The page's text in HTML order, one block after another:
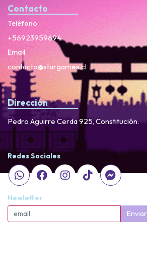
Contacto
Teléfono
+56923959694
Email
contacto@stargames.cl
Dirección
Pedro Aguirre Cerda 925, Constitución.
Redes Sociales
Newletter
Enviar